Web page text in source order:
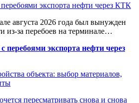
перебоями экспорта нефти через КТК
августа 2026 года был вынужден
из-за перебоев на терминале…
перебоями экспорта нефти через
объекта: выбор материалов,
пересматривать снова и снова